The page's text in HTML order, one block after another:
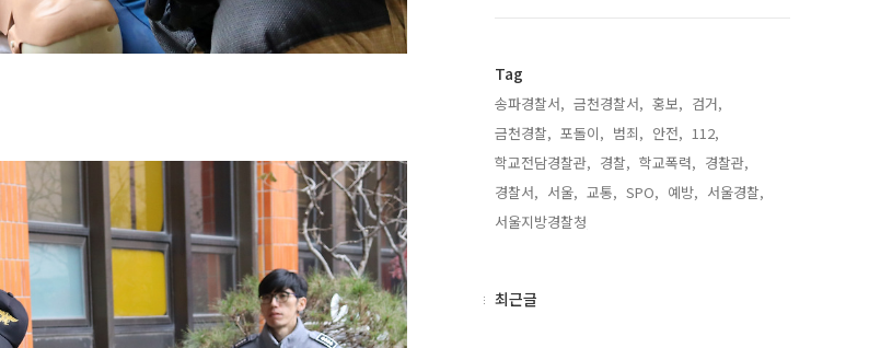
Tag
송파경찰서, 금천경찰서, 홍보, 검거,
금천경찰, 포돌이, 범죄, 안전, 112,
학교전담경찰관, 경찰, 학교폭력, 경찰관,
경찰서, 서울, 교통, SPO, 예방, 서울경찰,
서울지방경찰청,
최
최근글